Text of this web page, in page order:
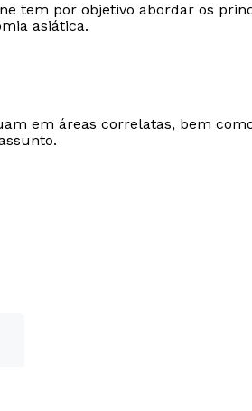
tem por objetivo abordar os
asiática.
em áreas correlatas, bem